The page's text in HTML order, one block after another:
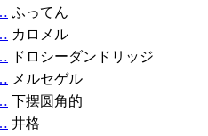
ふってん
カロメル
ドロシーダンドリッジ
メルセゲル
下摆圆角的
井格